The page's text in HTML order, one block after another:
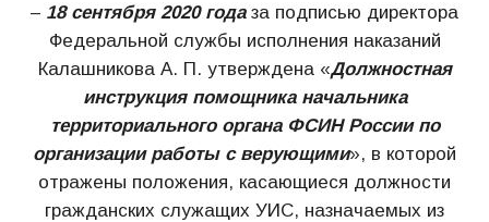
– 18 сентября 2020 годаза подписью директора
Федеральной службы исполнения наказаний
Калашникова А. П. утверждена «Должностная
инструкция помощника начальника
территориального органа ФСИН России по
организации работы с верующими», в которой
отражены положения, касающиеся должности
гражданских служащих УИС, назначаемых из